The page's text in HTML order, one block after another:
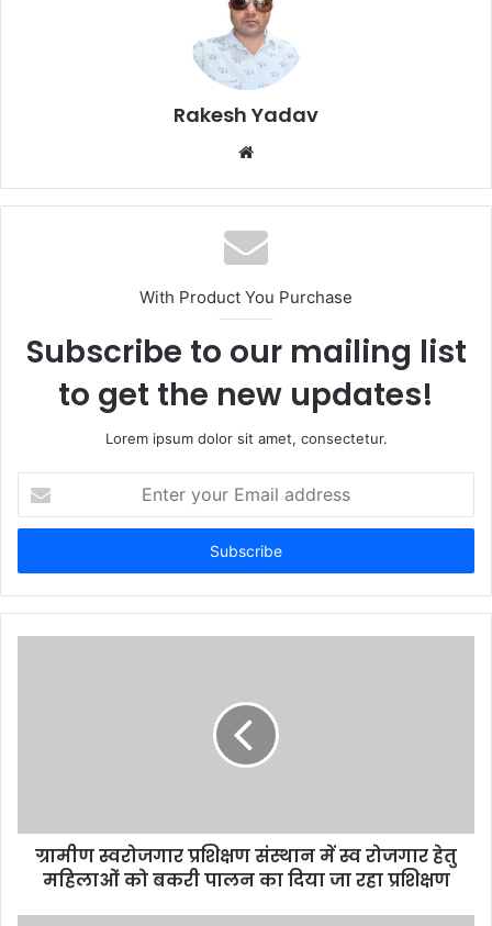
Rakesh Yadav
b
s
i
e
With Product You Purchase
Subscribe to our mailing list
to get the new updates!
Lorem ipsum dolor sit amet, consectetur.
t
r
y
ग्रामीण स्वरोजगार प्रशिक्षण संस्थान में स्व रोजगार हेतु
महिलाओं को बकरी पालन का दिया जा रहा प्रशिक्षण